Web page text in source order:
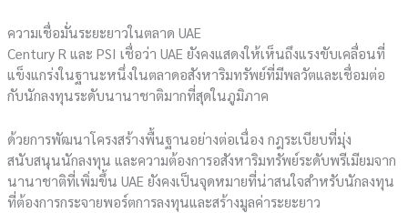
ความเชื่อมั่นระยะยาวในตลาด UAE
Century R และ PSI เชื่อว่า UAE ยังคงแสดงให้เห็นถึงแรงขับเคลื่อนที่
แข็งแกร่งในฐานะหนึ่งในตลาดอสังหาริมทรัพย์ที่มีพลวัตและเชื่อมต่อ
กับนักลงทุนระดับนานาชาติมากที่สุดในภูมิภาค
ด้วยการพัฒนาโครงสร้างพื้นฐานอย่างต่อเนื่อง กฎระเบียบที่มุ่ง
สนับสนุนนักลงทุน และความต้องการอสังหาริมทรัพย์ระดับพรีเมียมจาก
นานาชาติที่เพิ่มขึ้น UAE ยังคงเป็นจุดหมายที่น่าสนใจสำหรับนักลงทุน
ที่ต้องการกระจายพอร์ตการลงทุนและสร้างมูลค่าระยะยาว